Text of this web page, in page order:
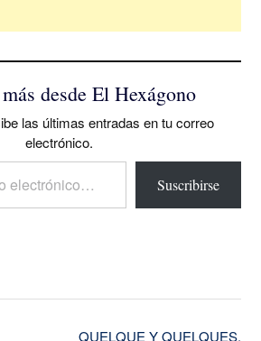
desde El Hexágono
las últimas entradas en tu correo
electrónico.
Suscribirse
QUELQUE Y QUELQUES,